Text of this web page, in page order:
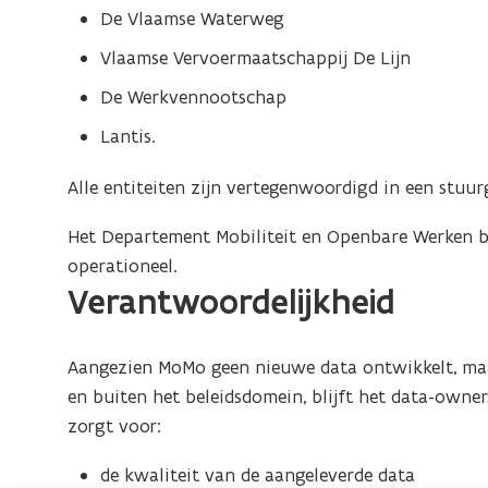
De Vlaamse Waterweg
Vlaamse Vervoermaatschappij De Lijn
De Werkvennootschap
Lantis.
Alle entiteiten zijn vertegenwoordigd in een
Het Departement Mobiliteit en Openbare
operationeel.
Verantwoordelijkheid
Aangezien MoMo geen nieuwe data ontwikkelt,
en buiten het beleidsdomein, blijft het data-
zorgt voor:
de kwaliteit van de aangeleverde data